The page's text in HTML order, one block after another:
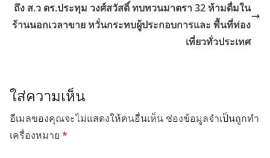
ถึง ส.ว ดร.ประทุม วงศ์สวัสดิ์ ทบทวนมาตรา 32 ห้ามดื่มใน
ร้านนอกเวลาขาย หวั่นกระทบผู้ประกอบการและ พื้นที่ท่อง
เที่ยวทั่วประเทศ
ใส่ความเห็น
อีเมลของคุณจะไม่แสดงให้คนอื่นเห็น ช่องข้อมูลจำเป็นถูกทำ
เครื่องหมาย *